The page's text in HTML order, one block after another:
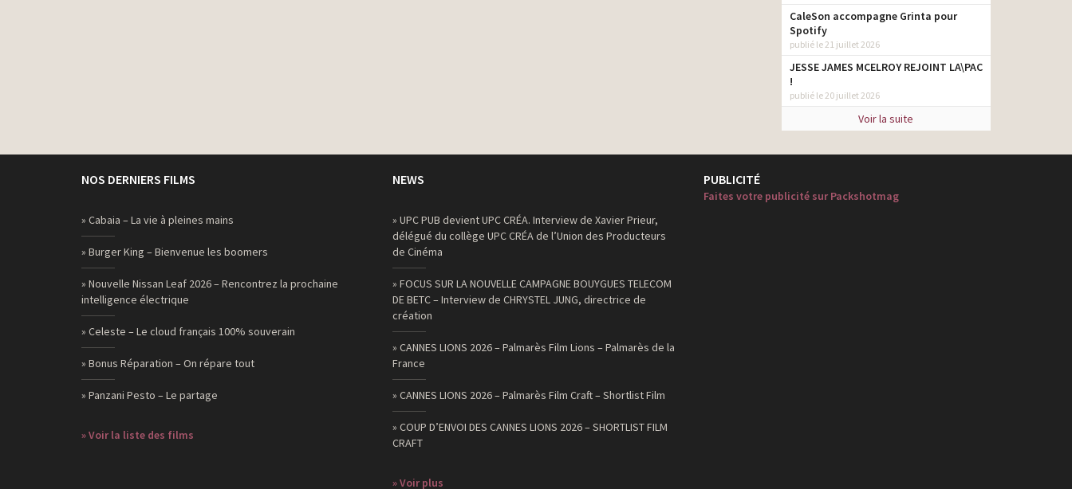
CaleSon accompagne Grinta pour
Spotify
publié le 21 juillet 2026
JESSE JAMES MCELROY REJOINT LA\PAC
!
publié le 20 juillet 2026
Voir la suite
NOS DERNIERS FILMS
» Cabaia – La vie à pleines mains
» Burger King – Bienvenue les boomers
» Nouvelle Nissan Leaf 2026 – Rencontrez la prochaine
intelligence électrique
» Celeste – Le cloud français 100% souverain
» Bonus Réparation – On répare tout
» Panzani Pesto – Le partage
» Voir la liste des films
NEWS
» UPC PUB devient UPC CRÉA. Interview de Xavier Prieur,
délégué du collège UPC CRÉA de l’Union des Producteurs
de Cinéma
» FOCUS SUR LA NOUVELLE CAMPAGNE BOUYGUES TELECOM
DE BETC – Interview de CHRYSTEL JUNG, directrice de
création
» CANNES LIONS 2026 – Palmarès Film Lions – Palmarès de la
France
» CANNES LIONS 2026 – Palmarès Film Craft – Shortlist Film
» COUP D’ENVOI DES CANNES LIONS 2026 – SHORTLIST FILM
CRAFT
» Voir plus
PUBLICITÉ
Faites votre publicité sur Packshotmag